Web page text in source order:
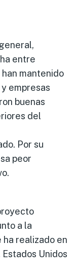
entre
han mantenido
empresas
buenas
del
Por su
peor
a la
realizado en
Unidos